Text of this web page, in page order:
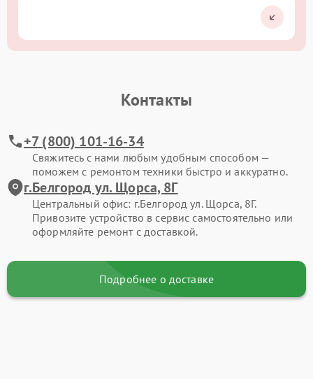
Контакты
+7 (800) 101-16-34
Свяжитесь с нами любым удобным способом —
поможем с ремонтом техники быстро и аккуратно.
г.Белгород ул. Щорса, 8Г
Центральный офис: г.Белгород ул. Щорса, 8Г.
Привозите устройство в сервис самостоятельно или
оформляйте ремонт с доставкой.
Подробнее о доставке